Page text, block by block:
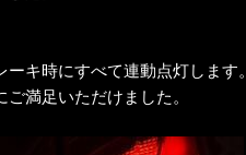
キ時にすべて連動点灯します。
満足いただけました。